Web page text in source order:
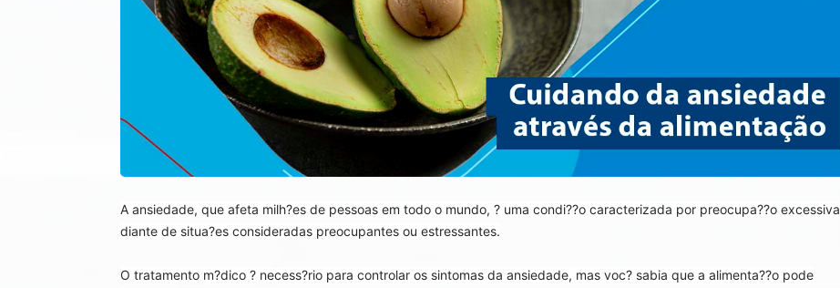
A ansiedade, que afeta milh?es de pessoas em todo o mundo, ? uma condi??o caracterizada por preocupa??o excessiva
diante de situa?es consideradas preocupantes ou estressantes.
O tratamento m?dico ? necess?rio para controlar os sintomas da ansiedade, mas voc? sabia que a alimenta??o pode